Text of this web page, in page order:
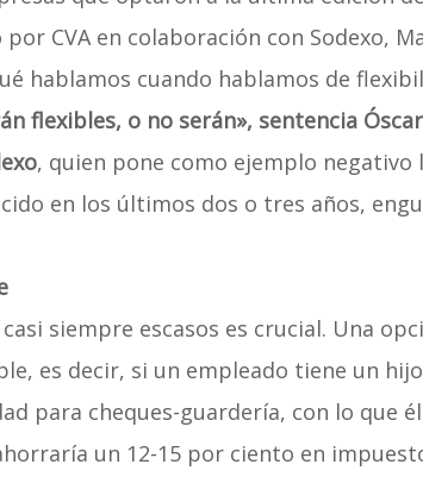
CVA en colaboración con Sodexo,
hablamos cuando hablamos de
flexibles, o no serán», sentencia
, quien pone como ejemplo negativo
en los últimos dos o tres años,
siempre escasos es crucial. Una
es decir, si un empleado tiene un
para cheques-guardería, con lo que
un 12-15 por ciento en